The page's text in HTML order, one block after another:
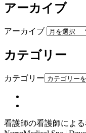
アーカイブ
アーカイブ
カテゴリー
カテゴリー
看護師の看護師によ